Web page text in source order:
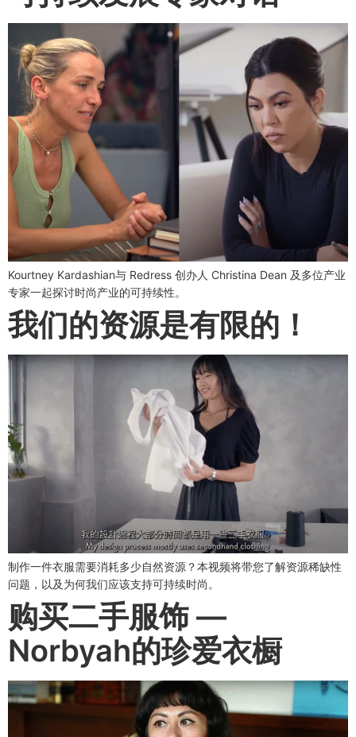
Kourtney Kardashian与 Redress 创办人 Christina Dean 及多位产业
专家一起探讨时尚产业的可持续性。
我们的资源是有限的！
制作一件衣服需要消耗多少自然资源？本视频将带您了解资源稀缺性
问题，以及为何我们应该支持可持续时尚。
购买二手服饰 —
Norbyah的珍爱衣橱